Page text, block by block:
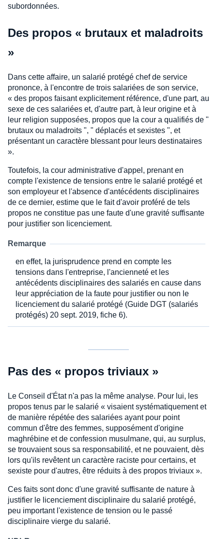
subordonnées.
Des propos « brutaux et maladroits
»
Dans cette affaire, un salarié protégé chef de service
prononce, à l'encontre de trois salariées de son service,
« des propos faisant explicitement référence, d'une part, au
sexe de ces salariées et, d'autre part, à leur origine et à
leur religion supposées, propos que la cour a qualifiés de "
brutaux ou maladroits ", " déplacés et sexistes ", et
présentant un caractère blessant pour leurs destinataires
».
Toutefois, la cour administrative d'appel, prenant en
compte l'existence de tensions entre le salarié protégé et
son employeur et l'absence d'antécédents disciplinaires
de ce dernier, estime que le fait d'avoir proféré de tels
propos ne constitue pas une faute d'une gravité suffisante
pour justifier son licenciement.
Remarque
en effet, la jurisprudence prend en compte les
tensions dans l'entreprise, l'ancienneté et les
antécédents disciplinaires des salariés en cause dans
leur appréciation de la faute pour justifier ou non le
licenciement du salarié protégé (Guide DGT (salariés
protégés) 20 sept. 2019, fiche 6).
Pas des « propos triviaux »
Le Conseil d'État n'a pas la même analyse. Pour lui, les
propos tenus par le salarié « visaient systématiquement et
de manière répétée des salariées ayant pour point
commun d'être des femmes, supposément d'origine
maghrébine et de confession musulmane, qui, au surplus,
se trouvaient sous sa responsabilité, et ne pouvaient, dès
lors qu'ils revêtent un caractère raciste pour certains, et
sexiste pour d'autres, être réduits à des propos triviaux ».
Ces faits sont donc d'une gravité suffisante de nature à
justifier le licenciement disciplinaire du salarié protégé,
peu important l'existence de tension ou le passé
disciplinaire vierge du salarié.